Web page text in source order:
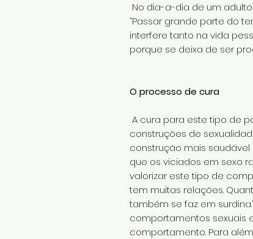
No dia-a-dia de um
“Passar grande parte do
interfere tanto na vida
porque se deixa de ser
O processo de cura
A cura para este tipo de
construções de
construção mais saudável
que os viciados em sexo
valorizar este tipo de
tem muitas relações.
também se faz em
comportamentos sexuais
comportamento. Para